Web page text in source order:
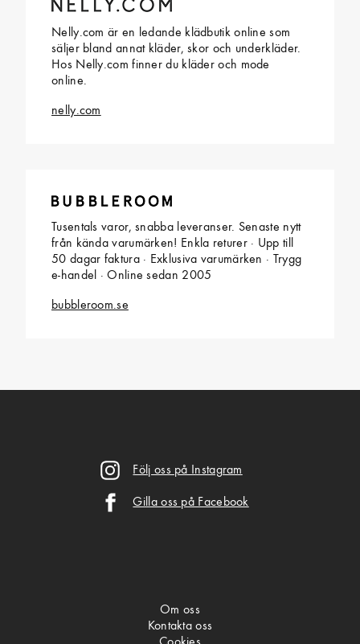
Nelly.com är en ledande klädbutik online som
säljer bland annat kläder, skor och underkläder.
Hos Nelly.com finner du kläder och mode
online.
nelly.com
Tusentals varor, snabba leveranser. Senaste nytt
från kända varumärken! Enkla returer · Upp till
50 dagar faktura · Exklusiva varumärken · Trygg
e-handel · Online sedan 2005
bubbleroom.se
Följ oss på Instagram
Gilla oss på Facebook
Om oss
Kontakta oss